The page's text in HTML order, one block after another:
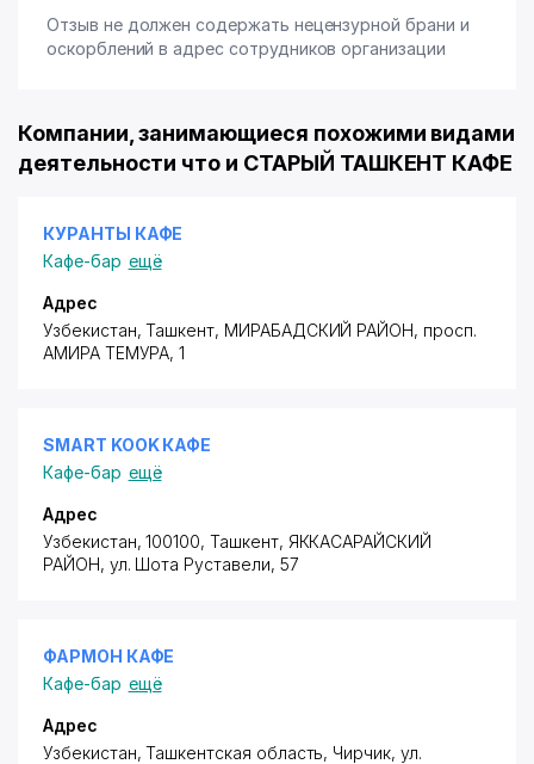
Отзыв не должен содержать нецензурной брани и
оскорблений в адрес сотрудников организации
Компании, занимающиеся похожими видами
деятельности что и СТАРЫЙ ТАШКЕНТ КАФЕ
КУРАНТЫ КАФЕ
Кафе-бар ещё
Адрес
Узбекистан, Ташкент, МИРАБАДСКИЙ РАЙОН, просп.
АМИРА ТЕМУРА, 1
SMART KOOK КАФЕ
Кафе-бар ещё
Адрес
Узбекистан, 100100, Ташкент, ЯККАСАРАЙСКИЙ
РАЙОН, ул. Шота Руставели, 57
ФАРМОН КАФЕ
Кафе-бар ещё
Адрес
Узбекистан, Ташкентская область, Чирчик, ул.